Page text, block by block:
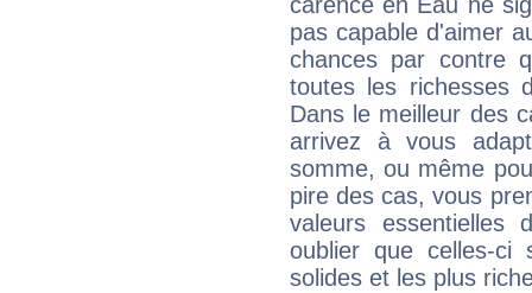
pas capable d'aimer
chances par contre
toutes les richesses
Dans le meilleur des
arrivez à vous
somme, ou même
pire des cas, vous
valeurs
oublier que celles-
solides et les plus